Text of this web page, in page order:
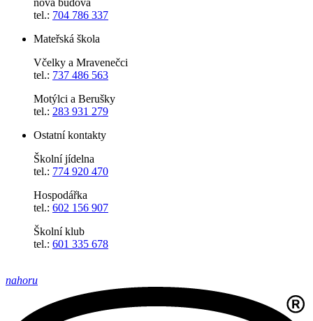
tel.: 704 786 337
Mateřská škola
Včelky a Mravenečci
tel.: 737 486 563
Motýlci a Berušky
tel.: 283 931 279
Ostatní kontakty
Školní jídelna
tel.: 774 920 470
Hospodářka
tel.: 602 156 907
Školní klub
tel.: 601 335 678
nahoru